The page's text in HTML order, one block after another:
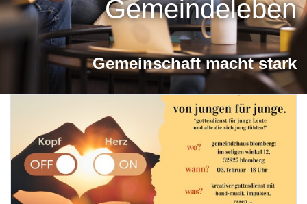
Gemeindeleben
Gemeinschaft macht stark